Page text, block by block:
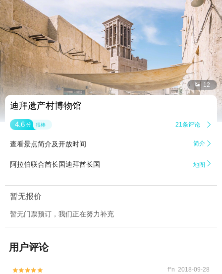
 12
迪拜遗产村博物馆
4.6 分 很棒 21条评论 
查看景点简介及开放时间 简介 
阿拉伯联合酋长国迪拜酋长国 地图 
暂无报价
暂无门票预订，我们正在努力补充
用户评论

 f*n 2018-09-28
